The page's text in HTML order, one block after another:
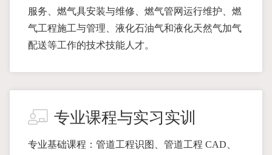
服务、燃气具安装与维修、燃气管网运行维护、燃
气工程施工与管理、液化石油气和液化天然气加气
配送等工作的技术技能人才。
专业课程与实习实训
专业基础课程：管道工程识图、管道工程 CAD、